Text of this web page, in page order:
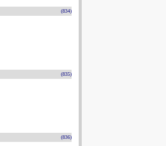
(834)
(835)
(836)